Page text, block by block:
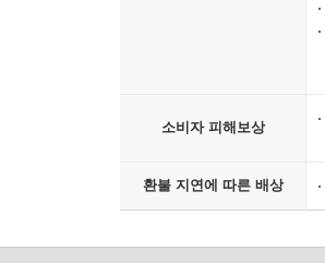
소비자 피해보상
환불 지연에 따른 배상